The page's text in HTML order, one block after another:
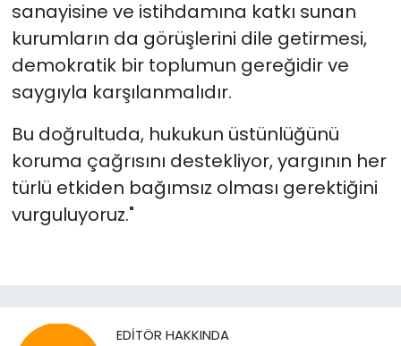
sanayisine ve istihdamına katkı sunan
kurumların da görüşlerini dile getirmesi,
demokratik bir toplumun gereğidir ve
saygıyla karşılanmalıdır.
Bu doğrultuda, hukukun üstünlüğünü
koruma çağrısını destekliyor, yargının her
türlü etkiden bağımsız olması gerektiğini
vurguluyoruz."
EDITÖR HAKKINDA